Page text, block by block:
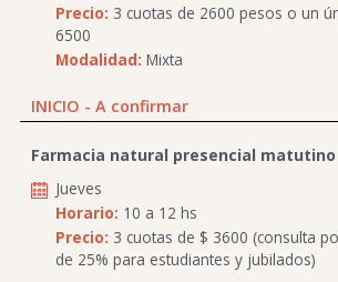
Precio: 3 cuotas de 2600 pesos o un
6500
Modalidad: Mixta
INICIO - A confirmar
Farmacia natural presencial matutino
Jueves
Horario: 10 a 12 hs
Precio: 3 cuotas de $ 3600 (consulta
de 25% para estudiantes y jubilados)